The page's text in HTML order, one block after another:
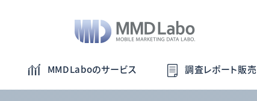
MMDLaboのサービス 調査レポート販売